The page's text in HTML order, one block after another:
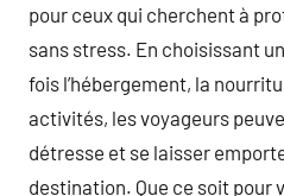
pour ceux qui cherchent à
sans stress. En choisissant
fois l’hébergement, la
activités, les voyageurs
détresse et se laisser
destination. Que ce soit pour